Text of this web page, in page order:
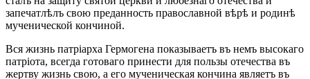
запечатлѣлъ свою преданность православной вѣрѣ и родинѣ
мученической кончиной.
Вся жизнь патріарха Гермогена показываетъ въ немъ высокаго
патріота, всегда готоваго принести для пользы отечества въ
жертву жизнь свою, а его мученическая кончина являетъ въ